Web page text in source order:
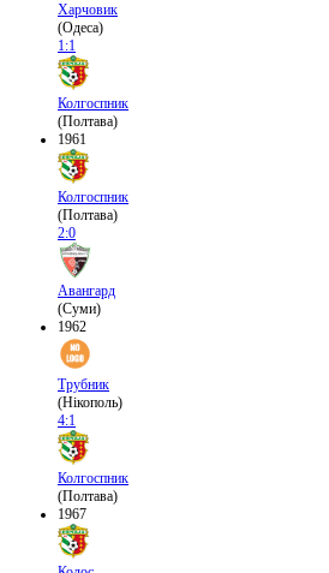
Харчовик
(Одеса)
1:1
Колгоспник
(Полтава)
1961
Колгоспник
(Полтава)
2:0
Авангард
(Суми)
1962
Трубник
(Нікополь)
4:1
Колгоспник
(Полтава)
1967